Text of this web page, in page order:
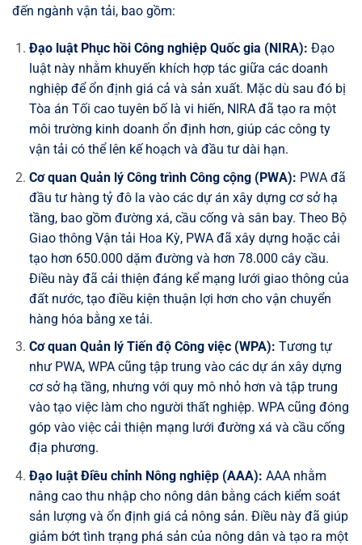
đến ngành vận tải, bao gồm:
Đạo luật Phục hồi Công nghiệp Quốc gia (NIRA): Đạo
luật này nhằm khuyến khích hợp tác giữa các doanh
nghiệp để ổn định giá cả và sản xuất. Mặc dù sau đó bị
Tòa án Tối cao tuyên bố là vi hiến, NIRA đã tạo ra một
môi trường kinh doanh ổn định hơn, giúp các công ty
vận tải có thể lên kế hoạch và đầu tư dài hạn.
Cơ quan Quản lý Công trình Công cộng (PWA): PWA đã
đầu tư hàng tỷ đô la vào các dự án xây dựng cơ sở hạ
tầng, bao gồm đường xá, cầu cống và sân bay. Theo Bộ
Giao thông Vận tải Hoa Kỳ, PWA đã xây dựng hoặc cải
tạo hơn 650.000 dặm đường và hơn 78.000 cây cầu.
Điều này đã cải thiện đáng kể mạng lưới giao thông của
đất nước, tạo điều kiện thuận lợi hơn cho vận chuyển
hàng hóa bằng xe tải.
Cơ quan Quản lý Tiến độ Công việc (WPA): Tương tự
như PWA, WPA cũng tập trung vào các dự án xây dựng
cơ sở hạ tầng, nhưng với quy mô nhỏ hơn và tập trung
vào tạo việc làm cho người thất nghiệp. WPA cũng đóng
góp vào việc cải thiện mạng lưới đường xá và cầu cống
địa phương.
Đạo luật Điều chỉnh Nông nghiệp (AAA): AAA nhằm
nâng cao thu nhập cho nông dân bằng cách kiểm soát
sản lượng và ổn định giá cả nông sản. Điều này đã giúp
giảm bớt tình trạng phá sản của nông dân và tạo ra một